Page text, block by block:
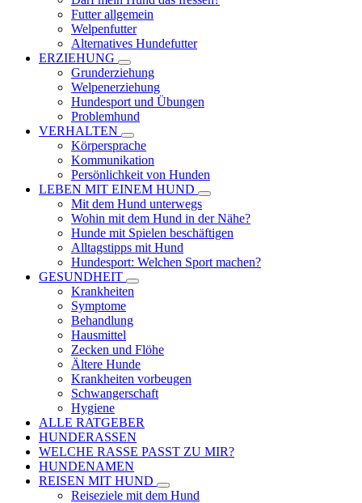
Futter allgemein
Welpenfutter
Alternatives Hundefutter
ERZIEHUNG
Grunderziehung
Welpenerziehung
Hundesport und Übungen
Problemhund
VERHALTEN
Körpersprache
Kommunikation
Persönlichkeit von Hunden
LEBEN MIT EINEM HUND
Mit dem Hund unterwegs
Wohin mit dem Hund in der Nähe?
Hunde mit Spielen beschäftigen
Alltagstipps mit Hund
Hundesport: Welchen Sport machen?
GESUNDHEIT
Krankheiten
Symptome
Behandlung
Hausmittel
Zecken und Flöhe
Ältere Hunde
Krankheiten vorbeugen
Schwangerschaft
Hygiene
ALLE RATGEBER
HUNDERASSEN
WELCHE RASSE PASST ZU MIR?
HUNDENAMEN
REISEN MIT HUND
Reiseziele mit dem Hund